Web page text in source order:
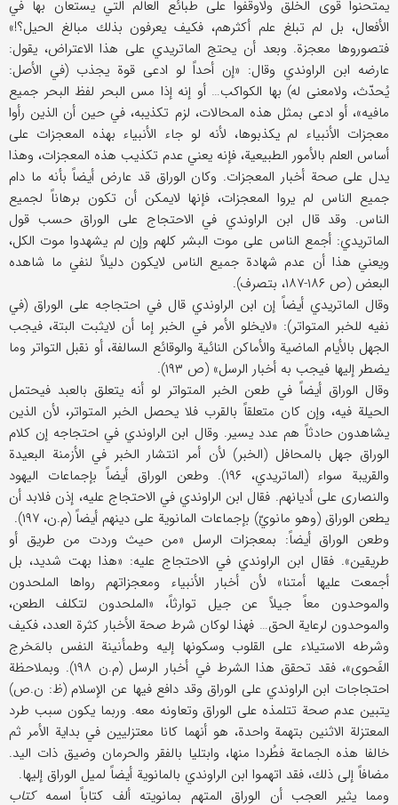
یمتحنوا قوی الخلق ولاوقفوا علی طبائع العالم التي یستعان بها في
الأفعال، بل لم تبلغ علم أكثرهم، فكیف یعرفون بذلك مبالغ الحیل؟!»
فتصوروها معجزة. وبعد أن یحتج الماتریدي علی هذا الاعتراض، یقول:
عارضه ابن الراوندي وقال: «إن أحداً لو ادعی قوة یجذب (في الأصل:
یُحدّث، ولامعنی له) بها الكواكب… أو إنه إذا مس البحر لفظ البحر جمیع
مافیه»، أو ادعی بمثل هذه المحالات، لزم تكذیبه، في حین أن الذین رأوا
معجزات الأنبیاء لم یكذبوها، لأنه لو جاء الأنبیاء بهذه المعجزات علی
أساس العلم بالأمور الطبیعیة، فإنه یعني عدم تكذیب هذه المعجزات، وهذا
یدل علی صحة أخبار المعجزات. وكان الوراق قد عارض أیضاً بأنه ما دام
جمیع الناس لم یروا المعجزات، فإنها لایمكن أن تكون برهاناً لجمیع
الناس. وقد قال ابن الراوندي في الاحتجاج علی الوراق حسب قول
الماتریدي: أجمع الناس علی موت البشر كلهم وإن لم یشهدوا موت الكل،
ویعني هذا أن عدم شهادة جمیع الناس لایكون دلیلاً لنفي ما شاهده
البعض (ص ۱۸۶-۱۸۷، بتصرف).
وقال الماتریدي أیضاً إن ابن الراوندي قال في احتجاجه علی الوراق (في
نفیه للخبر المتواتر): «لایخلو الأمر في الخبر إما أن لایثبت البتة، فیجب
الجهل بالأیام الماضیة والأماكن النائیة والوقائع السالفة، أو نقبل التواتر وما
یضطر إلیها فیجب به أخبار الرسل» (ص ۱۹۳).
وقال الوراق أیضاً في طعن الخبر المتواتر لو أنه یتعلق بالعبد فیحتمل
الحیلة فیه، وإن كان متعلقاً بالقرب فلا یحصل الخبر المتواتر، لأن الذین
یشاهدون حادثاً هم عدد یسیر. وقال ابن الراوندي في احتجاجه إن كلام
الوراق جهل بالمحافل (الخبر) لأن أمر انتشار الخبر في الأزمنة البعیدة
والقریبة سواء (الماتریدي، ۱۹۶). وطعن الوراق أیضاً بإجماعات الیهود
والنصاری علی أدیانهم. فقال ابن الراوندي في الاحتجاج علیه، إذن فلابد أن
یطعن الوراق (وهو مانويّ) بإجماعات المانویة علی دینهم أیضاً (م.ن، ۱۹۷).
وطعن الوراق أیضاً: بمعجزات الرسل «من حیث وردت من طریق أو
طریقین». فقال ابن الراوندي في الاحتجاج علیه: «هذا بهت شدید، بل
أجمعت علیها أمتنا» لأن أخبار الأنبیاء ومعجزاتهم رواها الملحدون
والموحدون معاً جیلاً عن جیل توارثاً، «الملحدون لتكلف الطعن،
والموحدون لرعایة الحق… فهذا لوكان شرط صحة الأخبار كثرة العدد، فكیف
وشرطه الاستیلاء علی القلوب وسكونها إلیه وطمأنینة النفس بالمَخرج
الفَحوی»، فقد تحقق هذا الشرط في أخبار الرسل (م.ن ۱۹۸). وبملاحظة
احتجاجات ابن الراوندي علی الوراق وقد دافع فیها عن الإسلام (ظ: ن.ص)
یتبین عدم صحة تتلمذه علی الوراق وتعاونه معه. وربما یكون سبب طرد
المعتزلة الاثنین بتهمة واحدة، هو أنهما كانا معتزلیین في بدایة الأمر ثم
خالفا هذه الجماعة فطُردا منها، وابتلیا بالفقر والحرمان وضیق ذات الید.
مضافاً إلی ذلك، فقد اتهموا ابن الراوندي بالمانویة أیضاً لمیل الوراق إلیها.
ومما یثیر العجب أن الوراق المتهم بمانویته ألف كتاباً اسمهكتاب